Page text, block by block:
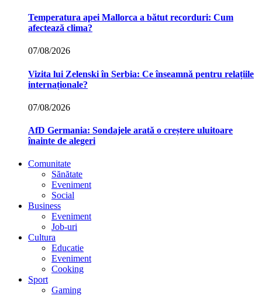
Temperatura apei Mallorca a bătut recorduri: Cum
afectează clima?
07/08/2026
Vizita lui Zelenski în Serbia: Ce înseamnă pentru relațiile
internaționale?
07/08/2026
AfD Germania: Sondajele arată o creștere uluitoare
înainte de alegeri
Comunitate
Sănătate
Eveniment
Social
Business
Eveniment
Job-uri
Cultura
Educatie
Eveniment
Cooking
Sport
Gaming